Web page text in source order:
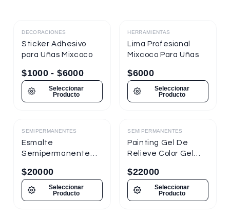
Destacado
DECORACIONES
Sticker Adhesivo
para Uñas Mixcoco
$1000 - $6000
Seleccionar
Producto
Destacado
HERRAMIENTAS
Lima Profesional
Mixcoco Para Uñas
$6000
Seleccionar
Producto
Destacado
SEMIPERMANENTES
Esmalte
Semipermanente
Semitraslúcido 7.5ml
Nueva Presentación
$20000
Seleccionar
Producto
Destacado
SEMIPERMANENTES
Painting Gel De
Relieve Color Gel
$22000
Seleccionar
Producto